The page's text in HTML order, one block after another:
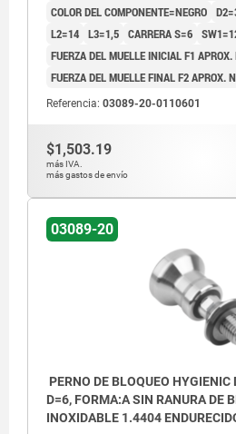
Forma A: sin ranura de
contratuerca
Forma C: con ranura de
COLOR DEL COMPONENTE=NEGRO
L2=14 L3=1,5 CARRERA S=6
FUERZA DEL MUELLE INICIAL F1
FUERZA DEL MUELLE FINAL F2 APROX.
Referencia: 03089-20-0110601
$1,503.19
más IVA.
más gastos de envío
03089-20
PERNO DE BLOQUEO
D=6, FORMA:A SIN RANURA DE
INOXIDABLE 1.4404